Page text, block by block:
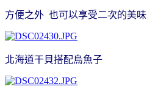
方便之外 也可以享受二次的美味
北海道干貝搭配烏魚子